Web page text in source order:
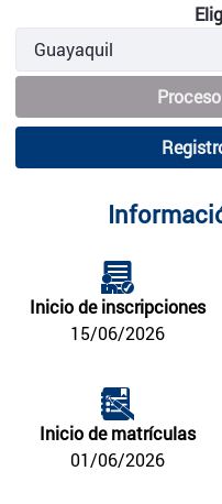
Inicio de inscripciones
15/06/2026
Inicio de matrículas
01/06/2026